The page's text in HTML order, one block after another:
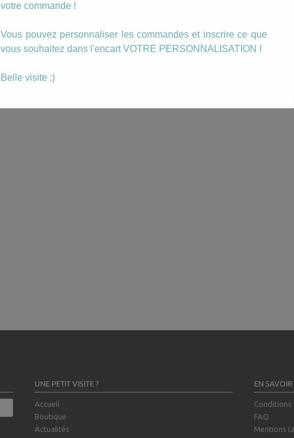
UNE PETIT VISITE ?
Accueil
Boutique
Actualités
EN SAVOIR
Conditions
FAQ
Mentions
votre commande !
Vous pouvez personnaliser les commandes et inscrire ce que
vous souhaitez dans l'encart VOTRE PERSONNALISATION !
Belle visite :)